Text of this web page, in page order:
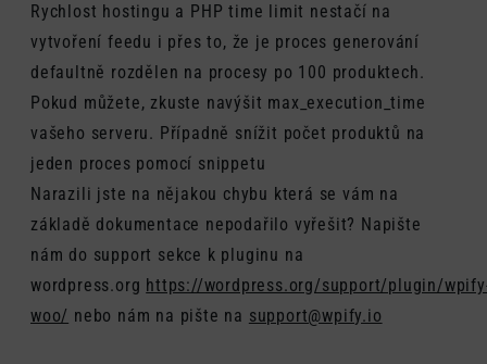
Rychlost hostingu a PHP time limit nestačí na
vytvoření feedu i přes to, že je proces generování
defaultně rozdělen na procesy po 100 produktech.
Pokud můžete, zkuste navýšit max_execution_time
vašeho serveru. Případně snížit počet produktů na
jeden proces pomocí snippetu
Narazili jste na nějakou chybu která se vám na
základě dokumentace nepodařilo vyřešit? Napište
nám do support sekce k pluginu na
wordpress.org https://wordpress.org/support/plugin/
woo/ nebo nám na pište na support@wpify.io